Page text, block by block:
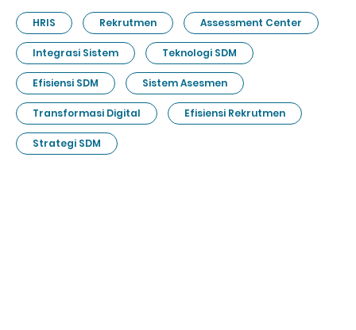
HRIS Rekrutmen Assessment Center
Integrasi Sistem Teknologi SDM
Efisiensi SDM Sistem Asesmen
Transformasi Digital Efisiensi Rekrutmen
Strategi SDM